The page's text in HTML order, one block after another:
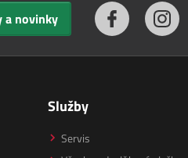
a novinky
Služby
Servis